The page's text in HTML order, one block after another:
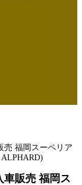
売 福岡スーペリア
ALPHARD)
車販売 福岡ス